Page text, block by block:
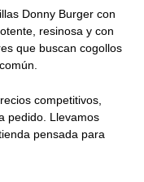
Donny Burger con
resinosa y con
que buscan cogollos
competitivos,
pedido. Llevamos
pensada para